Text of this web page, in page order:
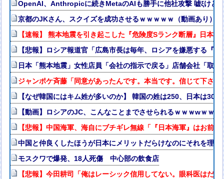
OpenAI、Anthropicに続きMetaのAIも勝手に他社攻撃 嘘ξけど
京都のJKさん、スクイズを成功させるｗｗｗｗｗ（動画あり）
【速報】 熊本地震を引き起こした『危険度Sランク断層』日本
【悲報】ロシア報道官「広島市長は毎年、ロシアを嫌悪する『
日本「熊本地震」女性店員「会社の指示で戻る」店舗会社「取
ジャンポケ斉藤「同意があったんです。本当です。信じて下さ
【なぜ韓国にはキム姓が多いのか】 韓国の姓は250、日本は
【動画】ロシアのJC、こんなことまでさせられるｗｗｗwｗｗ
【悲報】中国海軍、海自にブチギレ無線「『日本海軍』はお前
中国と仲良くしたほうが日本にメリットだらけなのにそれを理解
モスクワで爆発、18人死傷 中心部の飲食店
【悲報】今田耕司「俺はレーシック信用してない。眼科医はだ